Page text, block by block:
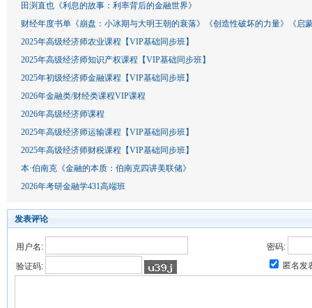
田渕直也《利息的故事：利率背后的金融世界》
财经年度书单《崩盘：小冰期与大明王朝的衰落》《创造性破坏的力量》《
2025年高级经济师农业课程【VIP基础同步班】
2025年高级经济师知识产权课程【VIP基础同步班】
2025年初级经济师金融课程【VIP基础同步班】
2026年金融类/财经类课程VIP课程
2026年高级经济师课程
2025年高级经济师运输课程【VIP基础同步班】
2025年高级经济师财税课程【VIP基础同步班】
本·伯南克《金融的本质：伯南克四讲美联储》
2026年考研金融学431高端班
发表评论
用户名:
密码:
验证码:
匿名发